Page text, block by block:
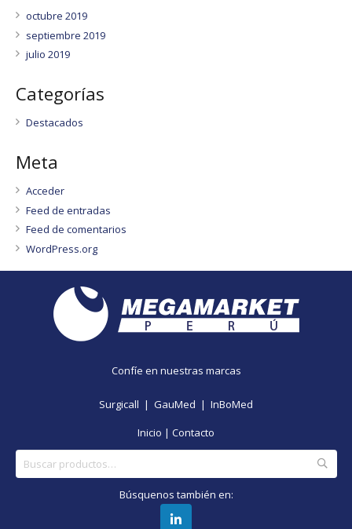
octubre 2019
septiembre 2019
julio 2019
Categorías
Destacados
Meta
Acceder
Feed de entradas
Feed de comentarios
WordPress.org
Confíe en nuestras marcas
Surgicall | GauMed | InBoMed
Inicio | Contacto
por:
Búsquenos también en: